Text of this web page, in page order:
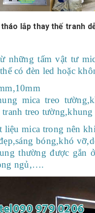
lắp thay thế tranh
những tấm vật tư
có đèn led hoặc
mica treo
treo
mica trong nên
bóng,khó
thường được gắn
ngủ,….